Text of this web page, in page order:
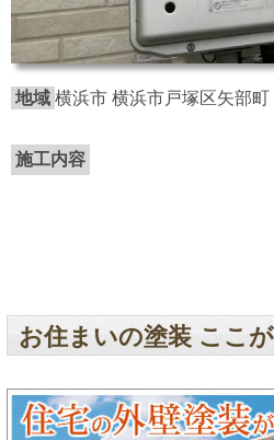
地域 横浜市 横浜市戸塚区矢部町
施工内容
お住まいの塗装 ここ